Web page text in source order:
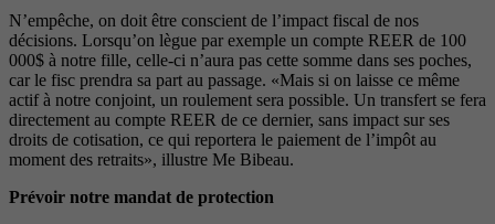
N’empêche, on doit être conscient de l’impact fiscal de nos
décisions. Lorsqu’on lègue par exemple un compte REER de 100
000$ à notre fille, celle-ci n’aura pas cette somme dans ses poches,
car le fisc prendra sa part au passage. «Mais si on laisse ce même
actif à notre conjoint, un roulement sera possible. Un transfert se fera
directement au compte REER de ce dernier, sans impact sur ses
droits de cotisation, ce qui reportera le paiement de l’impôt au
moment des retraits», illustre Me Bibeau.
Prévoir notre mandat de protection